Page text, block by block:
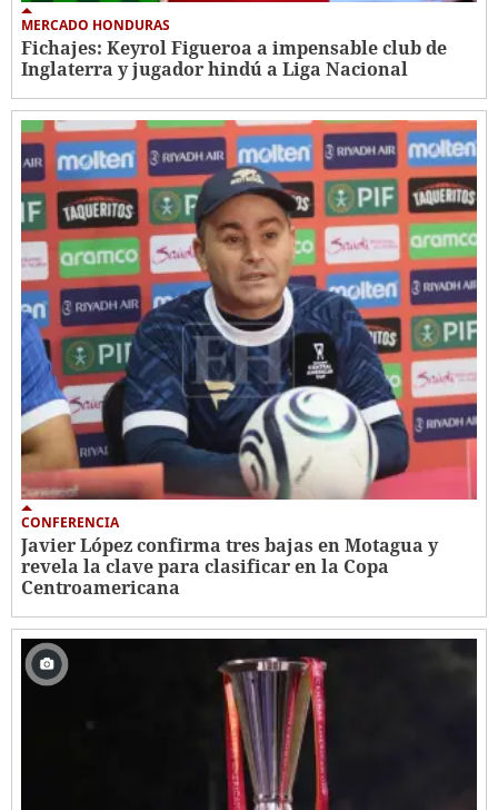
MERCADO HONDURAS
Fichajes: Keyrol Figueroa a impensable club de
Inglaterra y jugador hindú a Liga Nacional
CONFERENCIA
Javier López confirma tres bajas en Motagua y
revela la clave para clasificar en la Copa
Centroamericana